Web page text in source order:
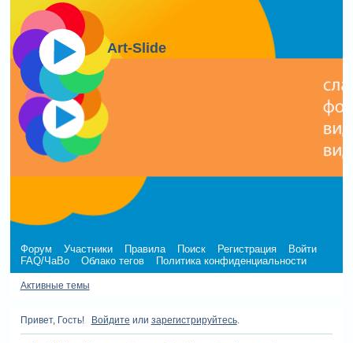
Art-Slide
Форум Участники Правила Поиск Регистрация
Войти
FAQ/ЧаВо
Облако тегов Политика конфиденциальности
Активные темы
Привет, Гость! Войдите или зарегистрируйтесь.